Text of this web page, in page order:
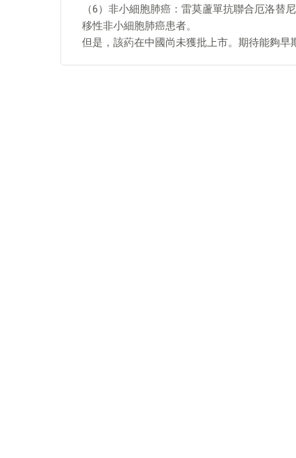
（6）非小細胞肺癌：雷莫蘆單抗聯合厄洛替
移性非小細胞肺癌患者。
但是，該葯在中國尚未獲批上市。期待能夠早